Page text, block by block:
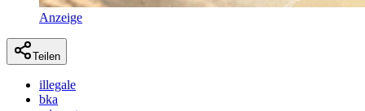
Anzeige
Teilen
illegale
bka